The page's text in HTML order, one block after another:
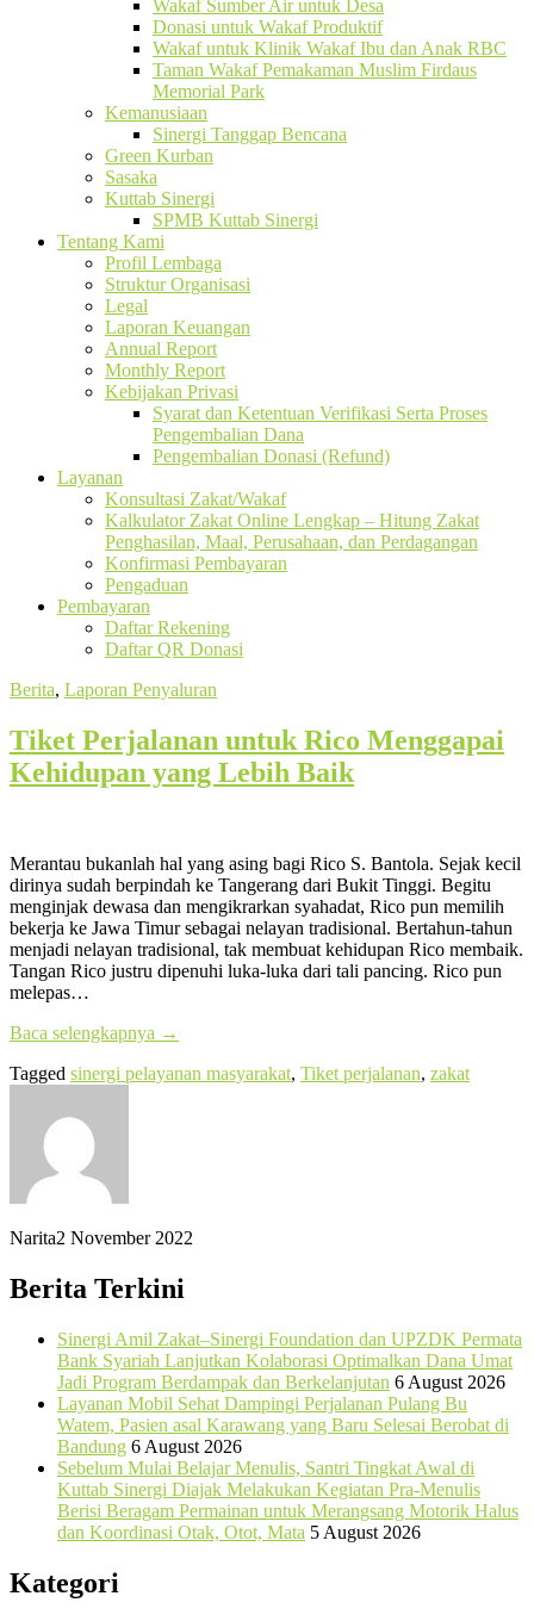
Wakaf Sumber Air untuk Desa
Donasi untuk Wakaf Produktif
Wakaf untuk Klinik Wakaf Ibu dan Anak RBC
Taman Wakaf Pemakaman Muslim Firdaus
Memorial Park
Kemanusiaan
Sinergi Tanggap Bencana
Green Kurban
Sasaka
Kuttab Sinergi
SPMB Kuttab Sinergi
Tentang Kami
Profil Lembaga
Struktur Organisasi
Legal
Laporan Keuangan
Annual Report
Monthly Report
Kebijakan Privasi
Syarat dan Ketentuan Verifikasi Serta Proses
Pengembalian Dana
Pengembalian Donasi (Refund)
Layanan
Konsultasi Zakat/Wakaf
Kalkulator Zakat Online Lengkap – Hitung Zakat
Penghasilan, Maal, Perusahaan, dan Perdagangan
Konfirmasi Pembayaran
Pengaduan
Pembayaran
Daftar Rekening
Daftar QR Donasi
Berita, Laporan Penyaluran
Tiket Perjalanan untuk Rico Menggapai
Kehidupan yang Lebih Baik
Merantau bukanlah hal yang asing bagi Rico S. Bantola. Sejak kecil
dirinya sudah berpindah ke Tangerang dari Bukit Tinggi. Begitu
menginjak dewasa dan mengikrarkan syahadat, Rico pun memilih
bekerja ke Jawa Timur sebagai nelayan tradisional. Bertahun-tahun
menjadi nelayan tradisional, tak membuat kehidupan Rico membaik.
Tangan Rico justru dipenuhi luka-luka dari tali pancing. Rico pun
melepas…
Baca selengkapnya →
Tagged sinergi pelayanan masyarakat, Tiket perjalanan, zakat
Narita2 November 2022
Berita Terkini
Sinergi Amil Zakat–Sinergi Foundation dan UPZDK Permata
Bank Syariah Lanjutkan Kolaborasi Optimalkan Dana Umat
Jadi Program Berdampak dan Berkelanjutan 6 August 2026
Layanan Mobil Sehat Dampingi Perjalanan Pulang Bu
Watem, Pasien asal Karawang yang Baru Selesai Berobat di
Bandung 6 August 2026
Sebelum Mulai Belajar Menulis, Santri Tingkat Awal di
Kuttab Sinergi Diajak Melakukan Kegiatan Pra-Menulis
Berisi Beragam Permainan untuk Merangsang Motorik Halus
dan Koordinasi Otak, Otot, Mata 5 August 2026
Kategori